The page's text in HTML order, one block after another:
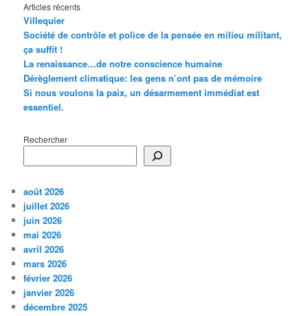
Articles récents
Villequier
Société de contrôle et police de la pensée en milieu militant,
ça suffit !
La renaissance…de notre conscience humaine
Dérèglement climatique: les gens n’ont pas de mémoire
Si nous voulons la paix, un désarmement immédiat est
essentiel.
Rechercher
août 2026
juillet 2026
juin 2026
mai 2026
avril 2026
mars 2026
février 2026
janvier 2026
décembre 2025